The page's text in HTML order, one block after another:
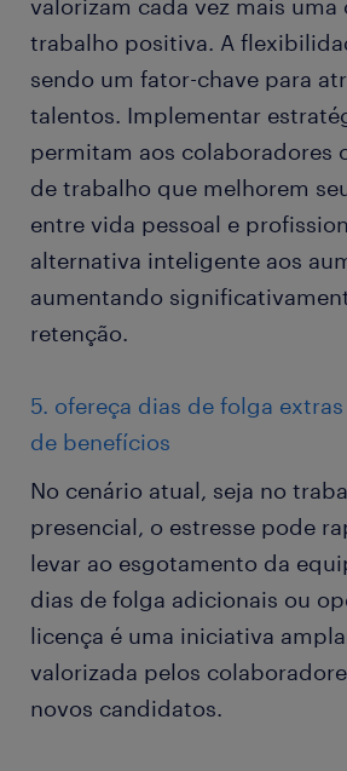
valorizam cada vez mais uma
trabalho positiva. A
sendo um fator-chave para
talentos. Implementar
permitam aos colaboradores
de trabalho que melhorem
entre vida pessoal e
alternativa inteligente aos
aumentando
retenção.
5. ofereça dias de folga
de benefícios
No cenário atual, seja no
presencial, o estresse pode
levar ao esgotamento da
dias de folga adicionais ou
licença é uma iniciativa
valorizada pelos
novos candidatos.